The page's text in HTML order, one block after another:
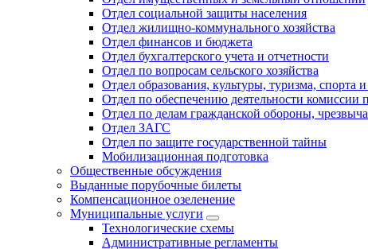
Отдел социальной защиты населения
Отдел жилищно-коммунального хозяйства
Отдел финансов и бюджета
Отдел бухгалтерского учета и отчетности
Отдел по вопросам сельского хозяйства
Отдел образования, культуры, туризма, спорта
Отдел по обеспечению деятельности
Отдел по делам гражданской обороны,
Отдел ЗАГС
Отдел по защите государственной тайны
Мобилизационная подготовка
Общественные обсуждения
Выданные порубочные билеты
Компенсационное озеленение
Муниципальные услуги
Технологические схемы
Административные регламенты